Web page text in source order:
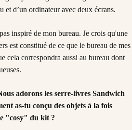
inspiré de mon bureau. Je crois qu'une
est constitué de ce que le bureau de mes
cela correspondra aussi au bureau dont
adorons les serre-livres Sandwich
as-tu conçu des objets à la fois
"cosy" du kit ?